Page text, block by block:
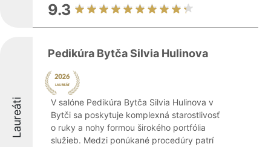
9.3
Laureáti
Pedikúra Bytča Silvia Hulinova
V salóne Pedikúra Bytča Silvia Hulinova v
Bytči sa poskytuje komplexná starostlivosť
o ruky a nohy formou širokého portfólia
služieb. Medzi ponúkané procedúry patrí